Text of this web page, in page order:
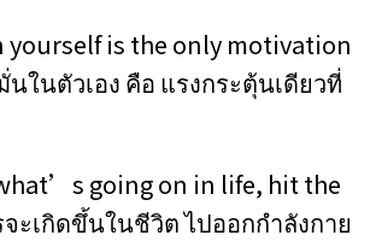
yourself is the only motivation
นในตัวเอง คือ แรงกระตุ้นเดียวที่
going on in life, hit the
จะเกิดขึ้นในชีวิต ไปออกกำลังกาย